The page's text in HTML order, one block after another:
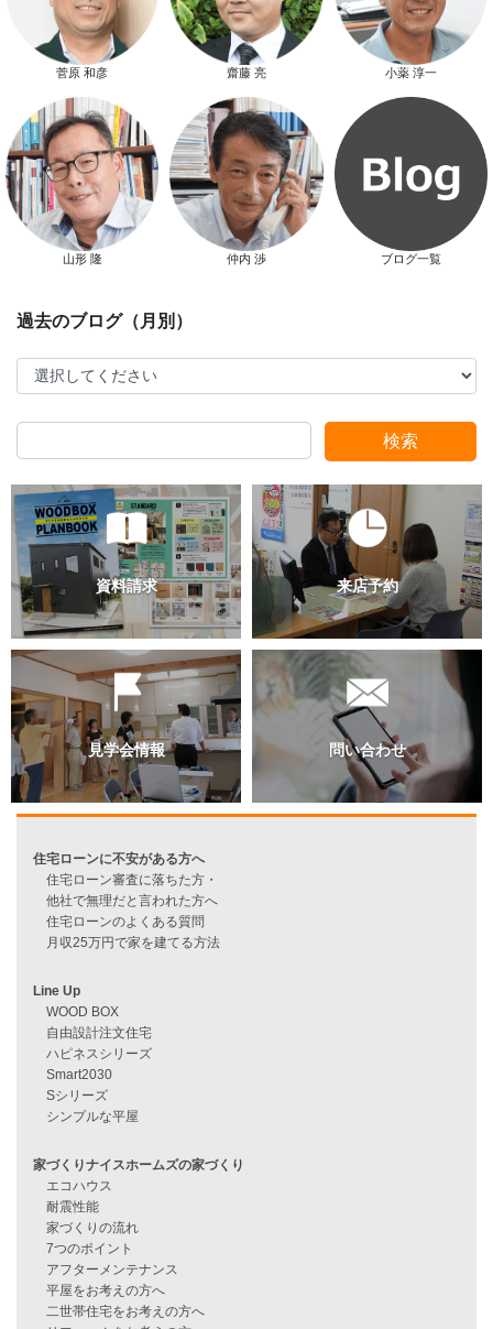
スタッフ別ブログ
菅原 和彦 齋藤 亮 小薬 淳一
山形 隆 仲内 渉 ブログ一覧
過去のブログ（月別）
検索
資料請求
見学会情報
住宅ローンに不安がある方へ
住宅ローン審査に落ちた方・
他社で無理だと言われた方へ
住宅ローンのよくある質問
月収25万円で家を建てる方法
Line Up